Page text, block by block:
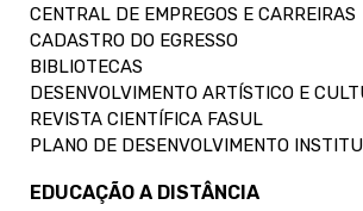
CENTRAL DE EMPREGOS E CARREIRAS
CADASTRO DO EGRESSO
BIBLIOTECAS
DESENVOLVIMENTO ARTÍSTICO E
REVISTA CIENTÍFICA FASUL
PLANO DE DESENVOLVIMENTO
EDUCAÇÃO A DISTÂNCIA